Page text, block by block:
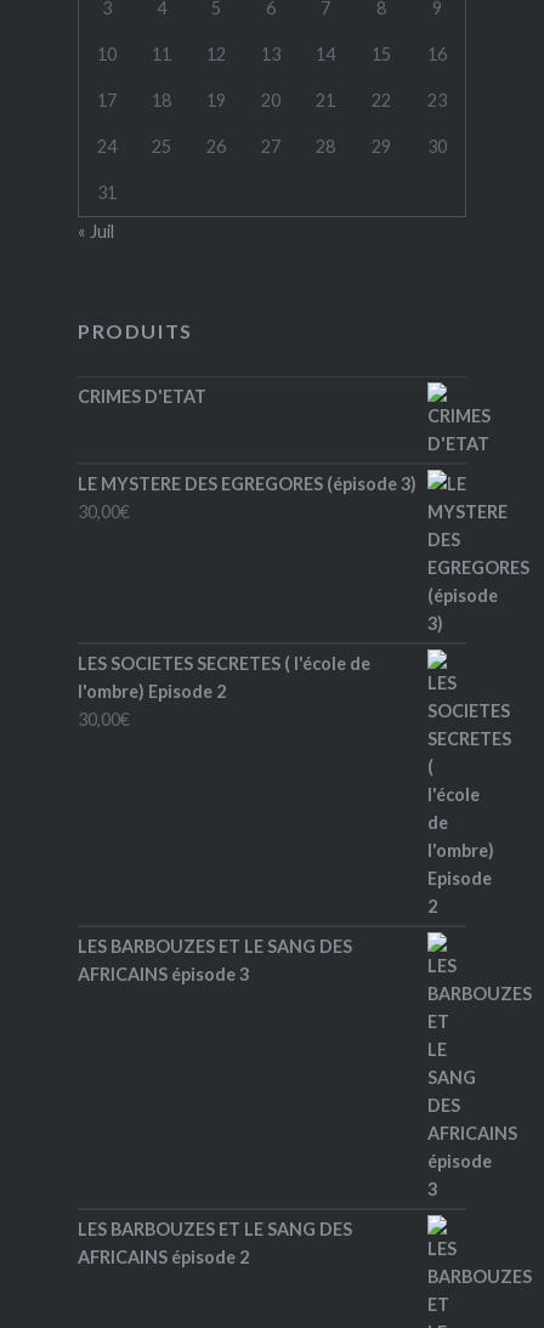
3 4 5 6 7 8 9
10 11 12 13 14 15 16
17 18 19 20 21 22 23
24 25 26 27 28 29 30
31
« Juil
PRODUITS
CRIMES D'ETAT
LE MYSTERE DES EGREGORES (épisode 3)
30,00€
LES SOCIETES SECRETES ( l'école de
l'ombre) Episode 2
30,00€
LES BARBOUZES ET LE SANG DES
AFRICAINS épisode 3
LES BARBOUZES ET LE SANG DES
AFRICAINS épisode 2